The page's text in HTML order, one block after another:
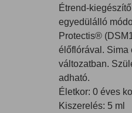
Étrend-
egyedülálló
Protectis®
élőflórával. Sima
változatban.
adható.
Életkor: 0 éves
Kiszerelés: 5 ml